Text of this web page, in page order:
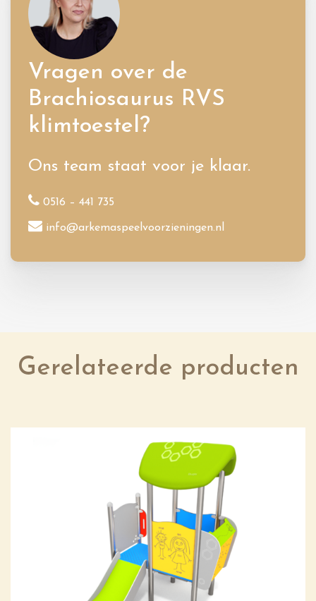
Vragen over de
Brachiosaurus RVS
klimtoestel?
Ons team staat voor je klaar.
0516 – 441 735
info@arkemaspeelvoorzieningen.nl
Gerelateerde producten